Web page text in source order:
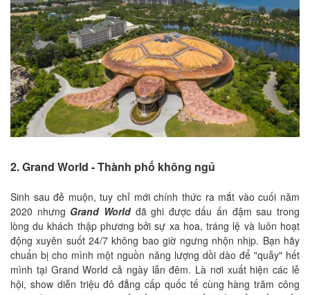
2. Grand World - Thành phố không ngủ
Sinh sau đẻ muộn, tuy chỉ mới chính thức ra mắt vào cuối năm
2020 nhưng Grand World đã ghi được dấu ấn đậm sau trong
lòng du khách thập phương bởi sự xa hoa, tráng lệ và luôn hoạt
động xuyên suốt 24/7 không bao giờ ngưng nhộn nhịp. Bạn hãy
chuẩn bị cho mình một nguồn năng lượng dồi dào để "quẫy" hết
mình tại Grand World cả ngày lẫn đêm. Là nơi xuất hiện các lễ
hội, show diễn triệu đô đẳng cấp quốc tế cùng hàng trăm công